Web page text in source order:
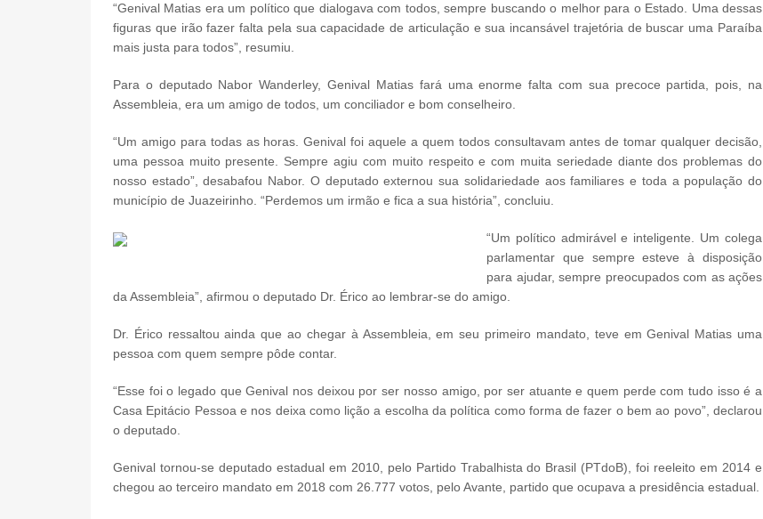
“Genival Matias era um político que dialogava com todos, sempre buscando o melhor para o Estado. Uma dessas
figuras que irão fazer falta pela sua capacidade de articulação e sua incansável trajetória de buscar uma Paraíba
mais justa para todos”, resumiu.
Para o deputado Nabor Wanderley, Genival Matias fará uma enorme falta com sua precoce partida, pois, na
Assembleia, era um amigo de todos, um conciliador e bom conselheiro.
“Um amigo para todas as horas. Genival foi aquele a quem todos consultavam antes de tomar qualquer decisão,
uma pessoa muito presente. Sempre agiu com muito respeito e com muita seriedade diante dos problemas do
nosso estado”, desabafou Nabor. O deputado externou sua solidariedade aos familiares e toda a população do
município de Juazeirinho. “Perdemos um irmão e fica a sua história”, concluiu.
“Um político admirável e inteligente. Um colega
parlamentar que sempre esteve à disposição
para ajudar, sempre preocupados com as ações
da Assembleia”, afirmou o deputado Dr. Érico ao lembrar-se do amigo.
Dr. Érico ressaltou ainda que ao chegar à Assembleia, em seu primeiro mandato, teve em Genival Matias uma
pessoa com quem sempre pôde contar.
“Esse foi o legado que Genival nos deixou por ser nosso amigo, por ser atuante e quem perde com tudo isso é a
Casa Epitácio Pessoa e nos deixa como lição a escolha da política como forma de fazer o bem ao povo”, declarou
o deputado.
Genival tornou-se deputado estadual em 2010, pelo Partido Trabalhista do Brasil (PTdoB), foi reeleito em 2014 e
chegou ao terceiro mandato em 2018 com 26.777 votos, pelo Avante, partido que ocupava a presidência estadual.